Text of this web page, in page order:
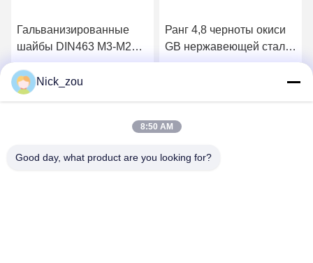
Гальванизированные
шайбы DIN463 M3-M20
нержавеющей стали
болтов винта с 2
платами
Ранг 4,8 черноты окиси
GB нержавеющей стали
шайб оправилась нажим
Nick_zou
8:50 AM
Good day, what product are you looking for?